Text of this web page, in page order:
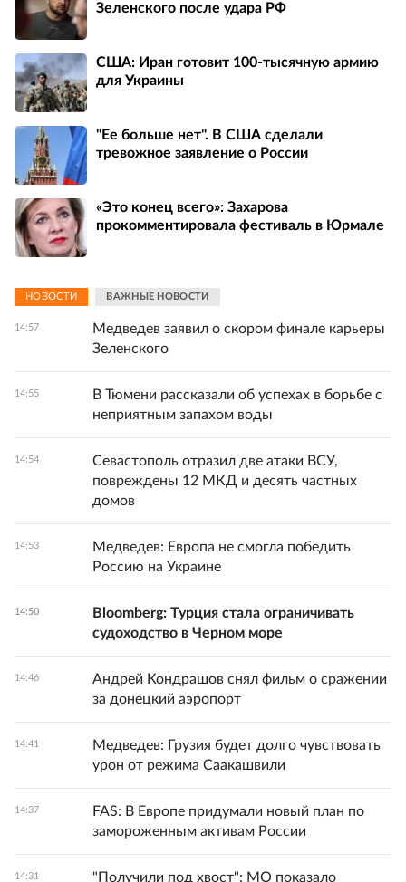
Зеленского после удара РФ
США: Иран готовит 100-тысячную армию
для Украины
"Ее больше нет". В США сделали
тревожное заявление о России
«Это конец всего»: Захарова
прокомментировала фестиваль в Юрмале
НОВОСТИ ВАЖНЫЕ НОВОСТИ
14:57
Медведев заявил о скором финале карьеры
Зеленского
14:55
В Тюмени рассказали об успехах в борьбе с
неприятным запахом воды
14:54
Севастополь отразил две атаки ВСУ,
повреждены 12 МКД и десять частных
домов
14:53
Медведев: Европа не смогла победить
Россию на Украине
14:50
Bloomberg: Турция стала ограничивать
судоходство в Черном море
14:46
Андрей Кондрашов снял фильм о сражении
за донецкий аэропорт
14:41
Медведев: Грузия будет долго чувствовать
урон от режима Саакашвили
14:37
FAS: В Европе придумали новый план по
замороженным активам России
14:31
"Получили под хвост": МО показало